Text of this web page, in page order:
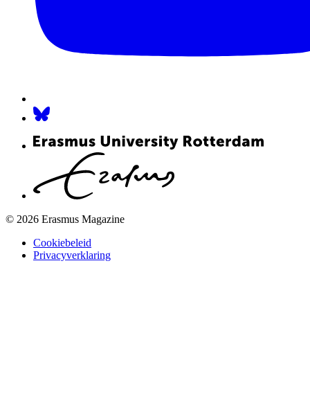
© 2026 Erasmus Magazine
Cookiebeleid
Privacyverklaring